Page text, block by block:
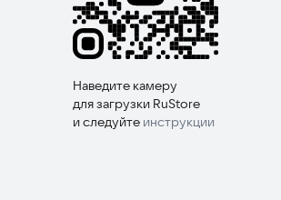
Наведите камеру
для загрузки RuStore
и следуйте инструкции